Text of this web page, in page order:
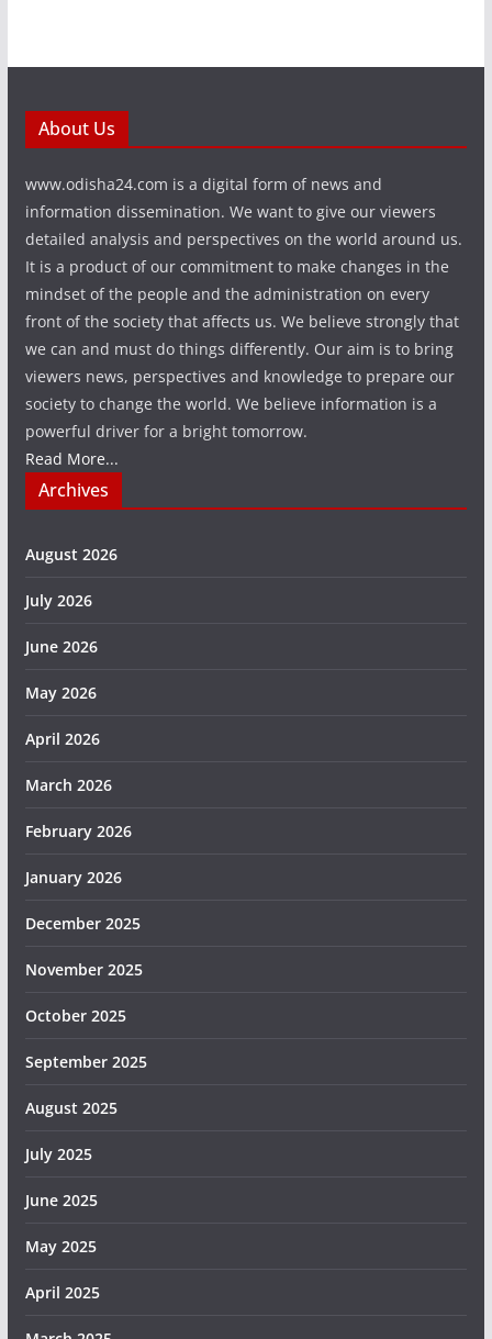
About Us
www.odisha24.com is a digital form of news and
information dissemination. We want to give our viewers
detailed analysis and perspectives on the world around us.
It is a product of our commitment to make changes in the
mindset of the people and the administration on every
front of the society that affects us. We believe strongly that
we can and must do things differently. Our aim is to bring
viewers news, perspectives and knowledge to prepare our
society to change the world. We believe information is a
powerful driver for a bright tomorrow.
Read More...
Archives
August 2026
July 2026
June 2026
May 2026
April 2026
March 2026
February 2026
January 2026
December 2025
November 2025
October 2025
September 2025
August 2025
July 2025
June 2025
May 2025
April 2025